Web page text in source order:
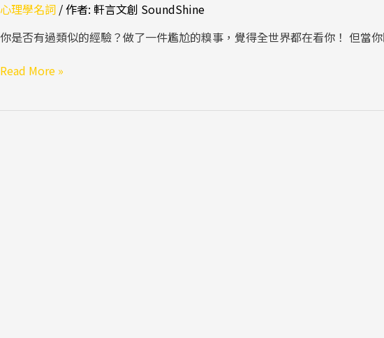
心理學名詞 / 作者: 軒言文創 SoundShine
你是否有過類似的經驗？做了一件尷尬的糗事，覺得全世界都在看你！ 但
Read More »